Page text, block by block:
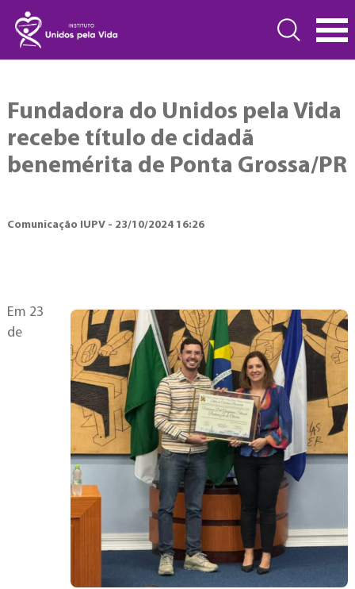
Fundadora do Unidos pela Vida
recebe título de cidadã
benemérita de Ponta Grossa/PR
Comunicação IUPV - 23/10/2024 16:26
Em 23
de